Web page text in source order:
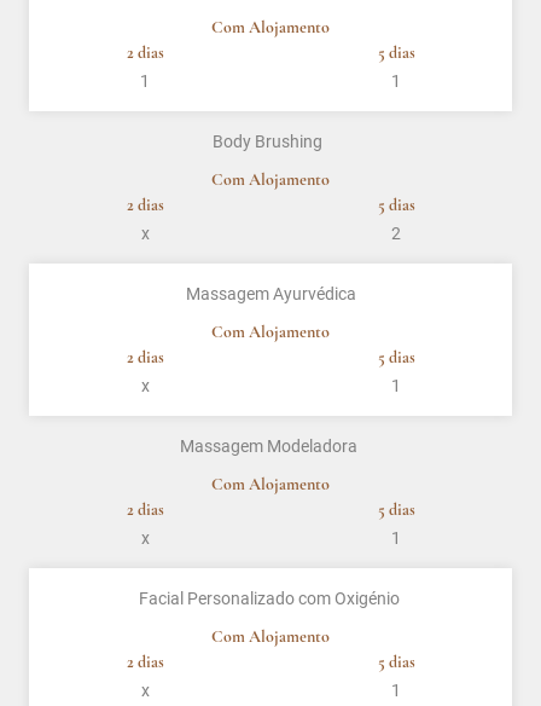
Com Alojamento
2 dias
5 dias
1 1
Body Brushing
Com Alojamento
2 dias
5 dias
x 2
Massagem Ayurvédica
Com Alojamento
2 dias
5 dias
x 1
Massagem Modeladora
Com Alojamento
2 dias
5 dias
x 1
Facial Personalizado com Oxigénio
Com Alojamento
2 dias
5 dias
x 1